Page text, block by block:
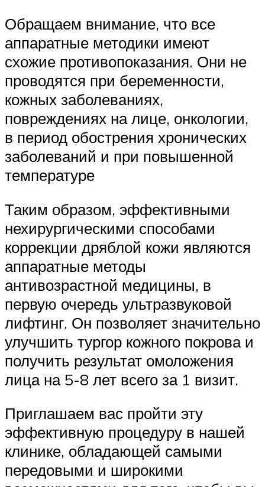
Обращаем внимание, что все
аппаратные методики имеют
схожие противопоказания. Они не
проводятся при беременности,
кожных заболеваниях,
повреждениях на лице, онкологии,
в период обострения хронических
заболеваний и при повышенной
температуре
Таким образом, эффективными
нехирургическими способами
коррекции дряблой кожи являются
аппаратные методы
антивозрастной медицины, в
первую очередь ультразвуковой
лифтинг. Он позволяет значительно
улучшить тургор кожного покрова и
получить результат омоложения
лица на 5-8 лет всего за 1 визит.
Приглашаем вас пройти эту
эффективную процедуру в нашей
клинике, обладающей самыми
передовыми и широкими